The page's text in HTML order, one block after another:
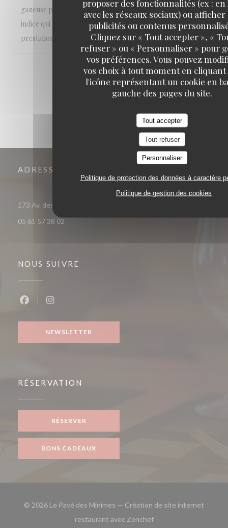
proposer des fonctionnalités (ex : en
avec les réseaux sociaux) ou afficher
publicités ou contenus
Cliquez sur « Tout accepter », «
refuser » ou « Personnaliser » pour
vos préférences. Vous pouvez
vos choix à tout moment en
l'icône représentant un cookie en
gauche des pages du site.
Tout accepter
Tout refuser
Personnaliser
Politique de protection des données à caractère
Politique de gestion des cookies
gazeuse pas fraîche. Simulacre d'ouverture de capsule, un
indice qui me met de mauvaise humeur. Prix élevé pour la
prestation; demande de "tip" à la caisse.
1 2 3
ADRESSE
173 Av. des Minimes 31200 Toulouse
05 61 57 38 02
NOUS SUIVRE
NEWSLETTER
RÉSERVATION
RÉSERVER
BONS CADEAUX
© 2026 Le Pavé des Minimes — Création de site internet
restaurant avec Zenchef((ouvre une nouvelle